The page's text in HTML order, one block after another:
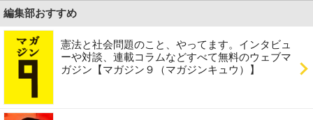
編集部おすすめ
憲法と社会問題のこと、やってます。インタビュ
ーや対談、連載コラムなどすべて無料のウェブマ
ガジン【マガジン９（マガジンキュウ）】